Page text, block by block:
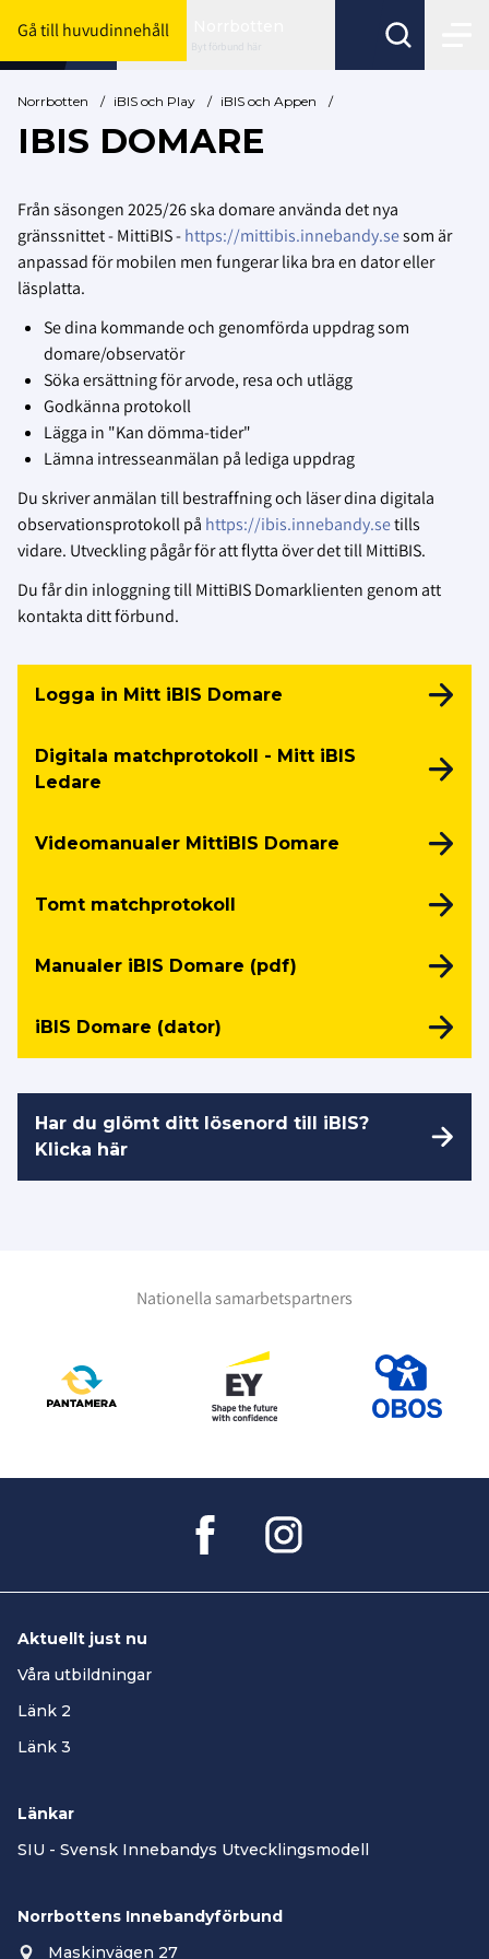
Gå till huvudinnehåll
Byt förbund här
Norrbotten / iBIS och Play / iBIS och Appen /
IBIS DOMARE
Från säsongen 2025/26 ska domare använda det nya
gränssnittet - MittiBIS -https://mittibis.innebandy.sesom är
anpassad för mobilen men fungerar lika bra en dator eller
läsplatta.
Se dina kommande och genomförda uppdrag som
domare/observatör
Söka ersättning för arvode, resa och utlägg
Godkänna protokoll
Lägga in "Kan dömma-tider"
Lämna intresseanmälan på lediga uppdrag
Du skriver anmälan till bestraffning och läser dina digitala
observationsprotokoll på https://ibis.innebandy.setills
vidare. Utveckling pågår för att flytta över det till MittiBIS.
Du får din inloggning till MittiBIS Domarklienten genom att
kontakta ditt förbund.
Logga in Mitt iBIS Domare
Digitala matchprotokoll - Mitt iBIS
Ledare
Videomanualer MittiBIS Domare
Tomt matchprotokoll
Manualer iBIS Domare (pdf)
iBIS Domare (dator)
Har du glömt ditt lösenord till iBIS?
Klicka här
Nationella samarbetspartners
Aktuellt just nu
Våra utbildningar
Länk 2
Länk 3
Länkar
SIU - Svensk Innebandys Utvecklingsmodell
Norrbottens Innebandyförbund
Maskinvägen 27